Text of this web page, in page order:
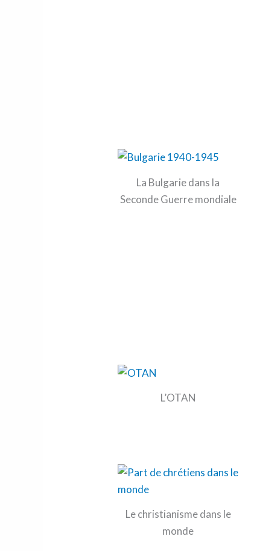
La Bulgarie dans la
Seconde Guerre mondiale
L’OTAN
Le christianisme dans le
monde